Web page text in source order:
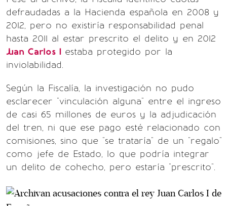
defraudadas a la Hacienda española en 2008 y
2012, pero no existiría responsabilidad penal
hasta 2011 al estar prescrito el delito y en 2012
Juan Carlos I estaba protegido por la
inviolabilidad.
Según la Fiscalía, la investigación no pudo
esclarecer "vinculación alguna" entre el ingreso
de casi 65 millones de euros y la adjudicación
del tren, ni que ese pago esté relacionado con
comisiones, sino que "se trataría" de un "regalo"
como jefe de Estado, lo que podría integrar
un delito de cohecho, pero estaría "prescrito".